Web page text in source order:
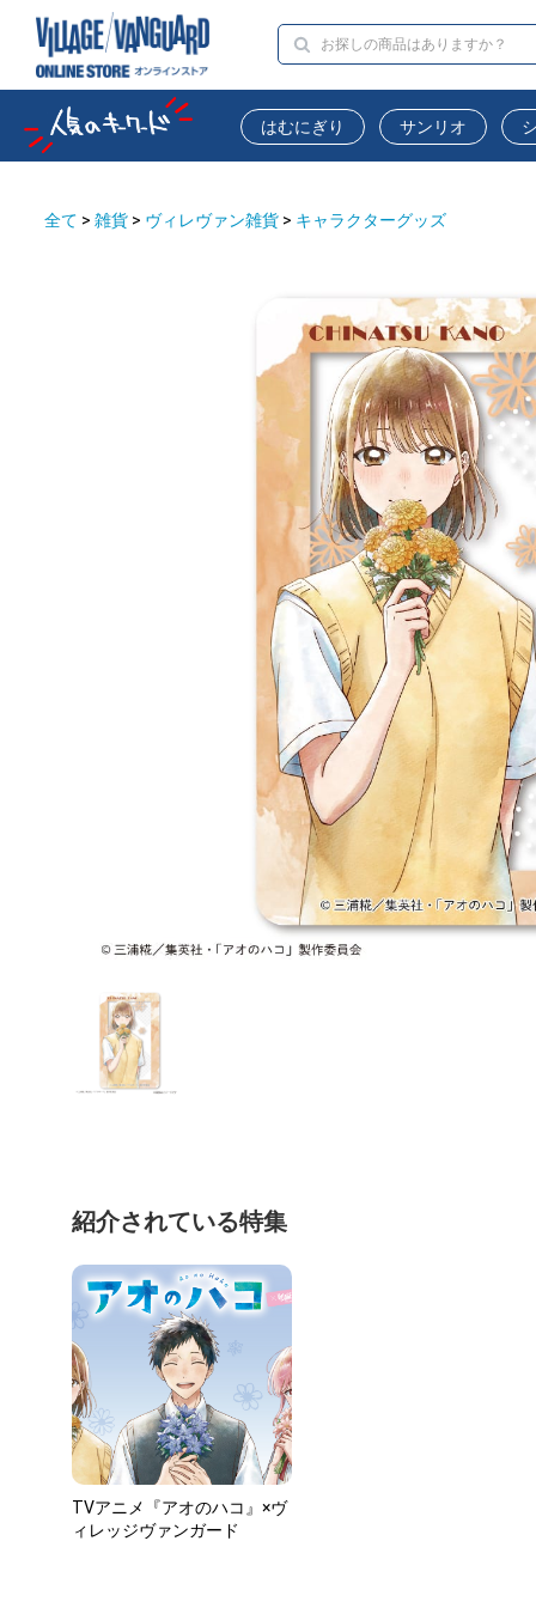
はむにぎり サンリオ
全て > 雑貨 > ヴィレヴァン雑貨 > キャラクターグッズ
紹介されている特集
TVアニメ『アオのハコ』×ヴ
ィレッジヴァンガード